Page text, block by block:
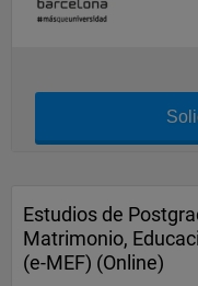
Estudios de
Matrimonio,
(e-MEF) (Online)